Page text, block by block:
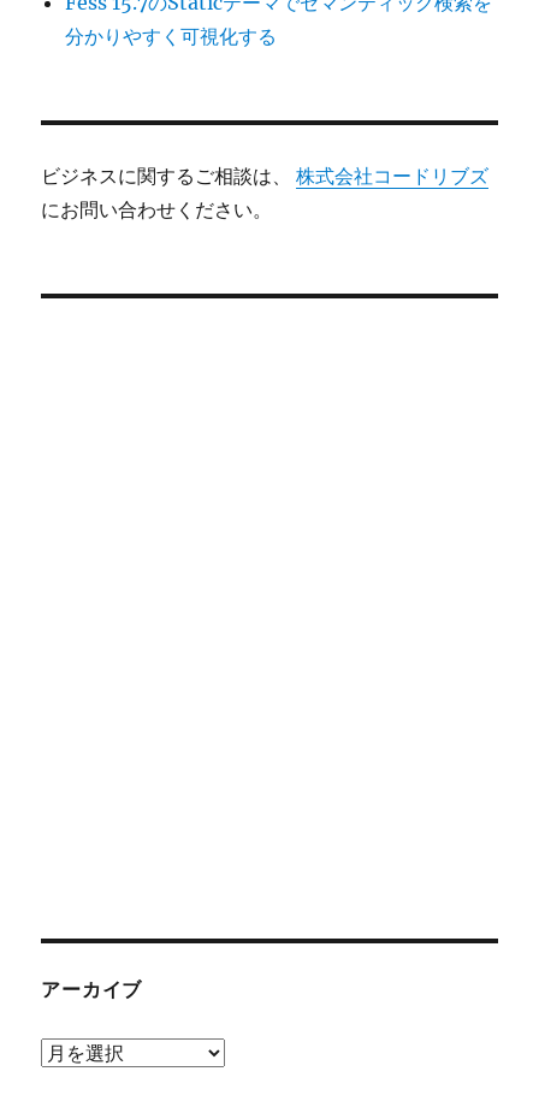
分かりやすく可視化する
ビジネスに関するご相談は、株式会社コードリブズ
にお問い合わせください。
アーカイブ
ア